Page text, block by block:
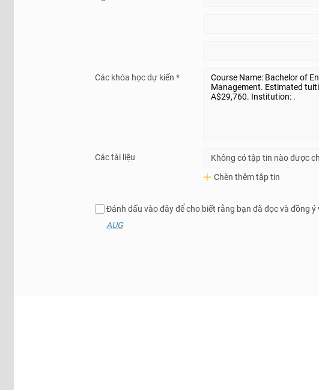
Các khóa học dự kiến *
Các tài liệu
Không có tập tin nào được
Chèn thêm tập tin
Đánh dấu vào đây để cho biết rằng bạn đã đọc và đồng ý
AUG